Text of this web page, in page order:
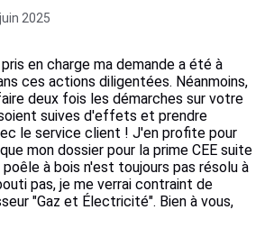
2025
en charge ma demande a été à
ces actions diligentées. Néanmoins,
deux fois les démarches sur votre
suives d'effets et prendre
le service client ! J'en profite pour
mon dossier pour la prime CEE suite
à bois n'est toujours pas résolu à
pas, je me verrai contraint de
"Gaz et Électricité". Bien à vous,